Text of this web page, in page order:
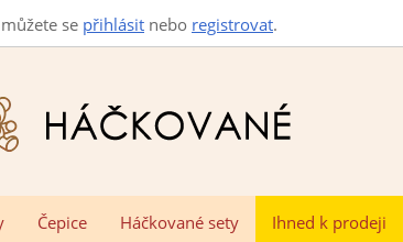
se přihlásit nebo registrovat.
Čepice Háčkované sety Ihned k prodeji